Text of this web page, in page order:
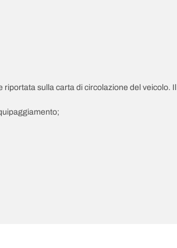
sulla carta di circolazione del veicolo.